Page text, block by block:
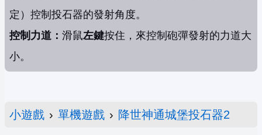
定）控制投石器的發射角度。
控制力道： 滑鼠左鍵按住，來控制砲彈發射的力道大
小。
小遊戲 › 單機遊戲 › 降世神通城堡投石器2